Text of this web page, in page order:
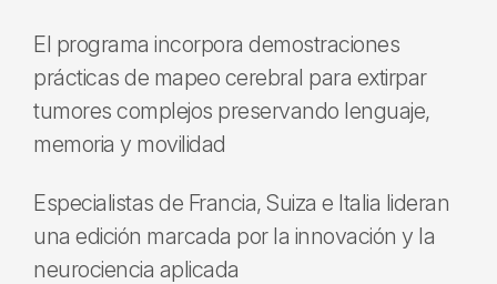
El programa incorpora demostraciones
prácticas de mapeo cerebral para extirpar
tumores complejos preservando lenguaje,
memoria y movilidad
Especialistas de Francia, Suiza e Italia lideran
una edición marcada por la innovación y la
neurociencia aplicada